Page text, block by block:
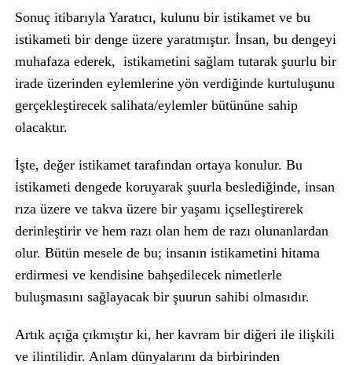
Sonuç itibarıyla Yaratıcı, kulunu bir istikamet ve bu
istikameti bir denge üzere yaratmıştır. İnsan, bu dengeyi
muhafaza ederek, istikametini sağlam tutarak şuurlu bir
irade üzerinden eylemlerine yön verdiğinde kurtuluşunu
gerçekleştirecek salihata/eylemler bütününe sahip
olacaktır.
İşte, değer istikamet tarafından ortaya konulur. Bu
istikameti dengede koruyarak şuurla beslediğinde, insan
rıza üzere ve takva üzere bir yaşamı içselleştirerek
derinleştirir ve hem razı olan hem de razı olunanlardan
olur. Bütün mesele de bu; insanın istikametini hitama
erdirmesi ve kendisine bahşedilecek nimetlerle
buluşmasını sağlayacak bir şuurun sahibi olmasıdır.
Artık açığa çıkmıştır ki, her kavram bir diğeri ile ilişkili
ve ilintilidir. Anlam dünyalarını da birbirinden